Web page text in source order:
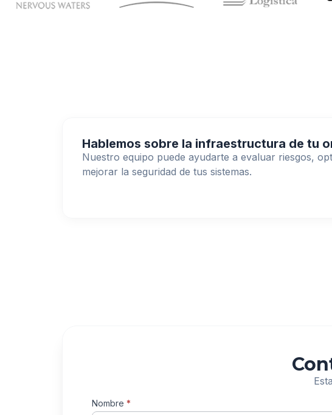
Hablemos sobre la infraestructura de tu
Nuestro equipo puede ayudarte a evaluar riesgos,
mejorar la seguridad de tus sistemas.
Formulario
Nombre *